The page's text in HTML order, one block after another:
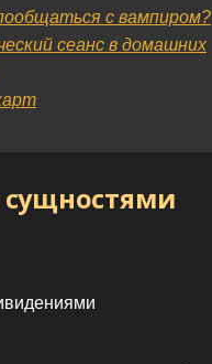
с вампиром?
сеанс в домашних